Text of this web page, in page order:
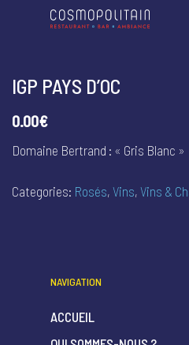
IGP PAYS D’OC
0.00€
Domaine Bertrand : « Gris Blanc »
Categories: Rosés, Vins, Vins &
NAVIGATION
ACCUEIL